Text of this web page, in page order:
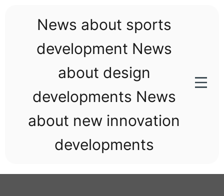
News about sports
development News
about design
developments News
about new innovation
developments